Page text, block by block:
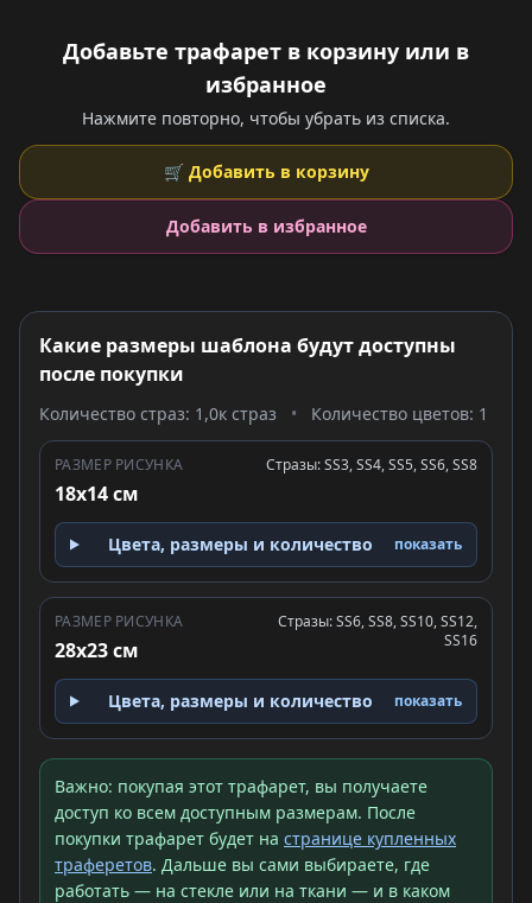
Добавьте трафарет в корзину или в
избранное
Нажмите повторно, чтобы убрать из списка.
🛒 Добавить в корзину
Добавить в избранное
Какие размеры шаблона будут доступны
после покупки
Количество страз: 1,0к страз • Количество цветов: 1
РАЗМЕР РИСУНКА
18x14 см
Стразы: SS3, SS4, SS5, SS6, SS8
Цвета, размеры и количество показать
РАЗМЕР РИСУНКА
28x23 см
Стразы: SS6, SS8, SS10, SS12,
SS16
Цвета, размеры и количество показать
Важно: покупая этот трафарет, вы получаете
доступ ко всем доступным размерам. После
покупки трафарет будет на странице купленных
траферетов. Дальше вы сами выбираете, где
работать — на стекле или на ткани — и в каком